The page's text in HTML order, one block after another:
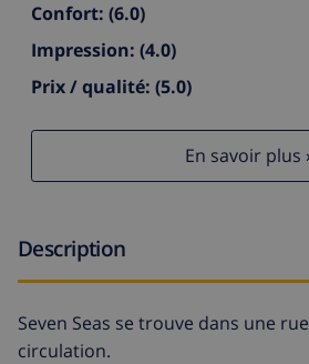
Confort: (6.0)
Impression: (4.0)
Prix / qualité: (5.0)
En savoir plus ›
Description
Seven Seas se trouve dans une
circulation.